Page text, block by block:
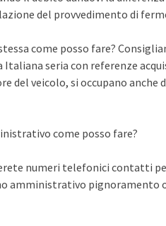
del provvedimento di
come posso fare?
seria con referenze
del veicolo, si occupano
come posso fare?
numeri telefonici contatti
amministrativo pignoramento